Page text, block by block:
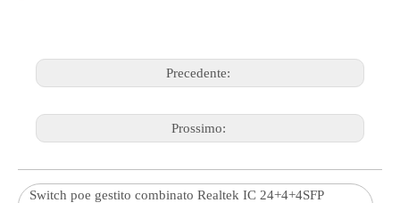
Precedente:
Prossimo:
Switch poe gestito combinato Realtek IC 24+4+4SFP